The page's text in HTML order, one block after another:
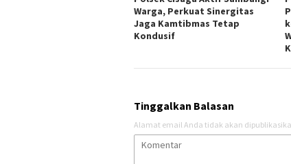
Warga, Perkuat Sinergitas
Jaga Kamtibmas Tetap
Kondusif
Tinggalkan Balasan
Alamat email Anda tidak akan